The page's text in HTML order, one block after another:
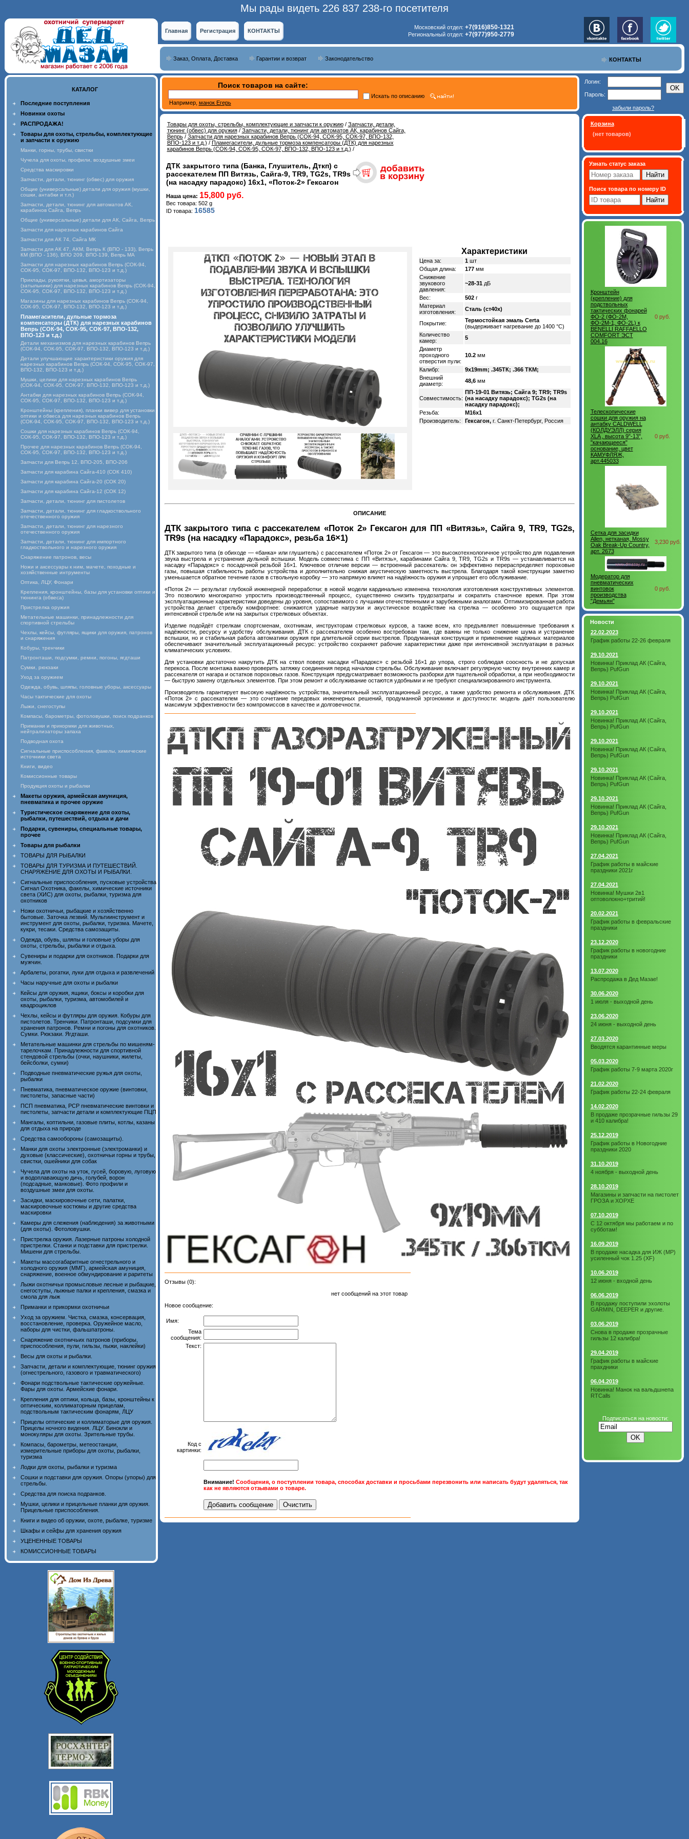
Мы рады видеть 226 837 238-го посетителя
Главная Регистрация КОНТАКТЫ
Московский отдел: +7(916)850-1321
Региональный отдел: +7(977)950-2779
КОНТАКТЫ
Заказ, Оплата, Доставка Гарантии и возврат Законодательство
КАТАЛОГ
Последние поступления
Новинки охоты
РАСПРОДАЖА!
Товары для охоты, стрельбы, комплектующие
и запчасти к оружию
Манки, горны, трубы, свистки
Чучела для охоты, профили, воздушные змеи
Средства маскировки
Запчасти, детали, тюнинг (обвес) для оружия
Общие (универсальные) детали для оружия (мушки,
сошки, антабки и т.п.)
Запчасти, детали, тюнинг для автоматов АК,
карабинов Сайга, Вепрь
Общие (универсальные) детали для АК, Сайга, Вепрь
Запчасти для нарезных карабинов Сайга
Запчасти для АК 74, Сайга МК
Запчасти для АК 47, АКМ, Вепрь К (ВПО - 133), Вепрь
КМ (ВПО - 136), ВПО 209, ВПО-139, Вепрь МА
Запчасти для нарезных карабинов Вепрь (СОК-94,
СОК-95, СОК-97, ВПО-132, ВПО-123 и т.д.)
Приклады, рукоятки, цевья, амортизаторы
(затыльники) для нарезных карабинов Вепрь (СОК-94,
СОК-95, СОК-97, ВПО-132, ВПО-123 и т.д.)
Магазины для нарезных карабинов Вепрь (СОК-94,
СОК-95, СОК-97, ВПО-132, ВПО-123 и т.д.)
Пламегасители, дульные тормоза
компенсаторы (ДТК) для нарезных карабинов
Вепрь (СОК-94, СОК-95, СОК-97, ВПО-132,
ВПО-123 и т.д.)
Детали механизмов для нарезных карабинов Вепрь
(СОК-94, СОК-95, СОК-97, ВПО-132, ВПО-123 и т.д.)
Детали улучшающие характеристики оружия для
нарезных карабинов Вепрь (СОК-94, СОК-95, СОК-97,
ВПО-132, ВПО-123 и т.д.)
Мушки, целики для нарезных карабинов Вепрь
(СОК-94, СОК-95, СОК-97, ВПО-132, ВПО-123 и т.д.)
Антабки для нарезных карабинов Вепрь (СОК-94,
СОК-95, СОК-97, ВПО-132, ВПО-123 и т.д.)
Кронштейны (крепления), планки вивер для установки
оптики и обвеса для нарезных карабинов Вепрь
(СОК-94, СОК-95, СОК-97, ВПО-132, ВПО-123 и т.д.)
Сошки для нарезных карабинов Вепрь (СОК-94,
СОК-95, СОК-97, ВПО-132, ВПО-123 и т.д.)
Прочее для нарезных карабинов Вепрь (СОК-94,
СОК-95, СОК-97, ВПО-132, ВПО-123 и т.д.)
Запчасти для Вепрь 12, ВПО-205, ВПО-206
Запчасти для карабина Сайга-410 (СОК 410)
Запчасти для карабина Сайга-20 (СОК 20)
Запчасти для карабина Сайга-12 (СОК 12)
Запчасти, детали, тюнинг для пистолетов
Запчасти, детали, тюнинг для гладкоствольного
отечественного оружия
Запчасти, детали, тюнинг для нарезного
отечественного оружия
Запчасти, детали, тюнинг для импортного
гладкоствольного и нарезного оружия
Снаряжение патронов, весы
Ножи и аксессуары к ним, мачете, походные и
хозяйственные интрументы
Оптика, ЛЦУ, Фонари
Крепления, кронштейны, базы для установки оптики и
тюнинга (обвеса)
Пристрелка оружия
Метательные машинки, принадлежности для
спортивной стрельбы
Чехлы, кейсы, футляры, ящики для оружия, патронов
и снаряжения
Кобуры, тренчики
Патронташи, подсумки, ремни, погоны, ягдташи
Сумки, рюкзаки
Уход за оружием
Одежда, обувь, шляпы, головные уборы, аксессуары
Часы тактические для охоты
Лыжи, снегоступы
Компасы, барометры, фотоловушки, поиск подранков
Приманки и прикормки для животных,
нейтрализаторы запаха
Подводная охота
Сигнальные приспособления, факелы, химические
источники света
Книги, видео
Комиссионные товары
Продукция охоты и рыбалки
Макеты оружия, армейская амуниция,
пневматика и прочее оружие
Туристическое снаряжение для охоты,
рыбалки, путешествий, отдыха и дачи
Подарки, сувениры, специальные товары,
прочее
Товары для рыбалки
ТОВАРЫ ДЛЯ РЫБАЛКИ
ТОВАРЫ ДЛЯ ТУРИЗМА И ПУТЕШЕСТВИЙ.
СНАРЯЖЕНИЕ ДЛЯ ОХОТЫ И РЫБАЛКИ.
Сигнальные приспособления, пусковые устройства
Сигнал Охотника, факелы, химические источники
света (ХИС) для охоты, рыбалки, туризма для
охотников
Ножи охотничьи, рыбацкие и хозяйственно
бытовые. Заточка лезвий. Мультиинструмент и
инструмент для охоты, рыбалки, туризма. Мачете,
кукри, тесаки. Средства самозащиты.
Одежда, обувь, шляпы и головные уборы для
охоты, стрельбы, рыбалки и отдыха.
Сувениры и подарки для охотников. Подарки для
мужчин.
Арбалеты, рогатки, луки для отдыха и развлечений
Часы наручные для охоты и рыбалки
Кейсы для оружия, ящики, боксы и коробки для
охоты, рыбалки, туризма, автомобилей и
квадроциклов
Чехлы, кейсы и футляры для оружия. Кобуры для
пистолетов. Тренчики. Патронташи, подсумки для
хранения патронов. Ремни и погоны для охотников.
Сумки. Рюкзаки. Ягдташи.
Метательные машинки для стрельбы по мишеням-
тарелочкам. Принадлежности для спортивной
стендовой стрельбы (очки, наушники, жилеты,
бейсболки, сумки)
Подводные пневматические ружья для охоты,
рыбалки
Пневматика, пневматическое оружие (винтовки,
пистолеты, запасные части)
ПСП пневматика, PCP пневматические винтовки и
пистолеты, запчасти детали и комплектующие ПЦП
Мангалы, коптильни, газовые плиты, котлы, казаны
для отдыха на природе
Средства самообороны (самозащиты).
Манки для охоты электронные (электроманки) и
духовые (классические), охотничьи горны и трубы,
свистки, ошейники для собак
Чучела для охоты на уток, гусей, боровую, луговую
и водоплавающую дичь, голубей, ворон
(подсадные, манковые). Фото профили и
воздушные змеи для охоты.
Засидки, маскировочные сети, палатки,
маскировочные костюмы и другие средства
маскировки
Камеры для слежения (наблюдения) за животными
(для охоты). Фотоловушки.
Пристрелка оружия. Лазерные патроны холодной
пристрелки. Станки и подставки для пристрелки.
Мишени для стрельбы.
Макеты массогабаритные огнестрельного и
холодного оружия (ММГ), армейская амуниция,
снаряжение, военное обмундирование и раритеты
Лыжи охотничьи промысловые лесные и рыбацкие,
снегоступы, лыжные палки и крепления, смазка и
смола для лыж
Приманки и прикормки охотничьи
Уход за оружием. Чистка, смазка, консервация,
восстановление, проверка. Оружейное масло,
наборы для чистки, фальшпатроны.
Снаряжение охотничьих патронов (приборы,
приспособления, пули, гильзы, пыжи, наклейки)
Весы для охоты и рыбалки.
Запчасти, детали и комплектующие, тюнинг оружия
(огнестрельного, газового и травматического)
Фонари подствольные тактические оружейные.
Фары для охоты. Армейские фонари.
Крепления для оптики, кольца, базы, кронштейны к
оптическим, коллиматорным прицелам,
подствольным тактическим фонарям, ЛЦУ
Прицелы оптические и коллиматорые для оружия.
Прицелы ночного видения. ЛЦУ. Бинокли и
монокуляры для охоты. Зрительные трубы.
Компасы, барометры, метеостанции,
измерительные приборы для охоты, рыбалки,
туризма
Лодки для охоты, рыбалки и туризма
Сошки и подставки для оружия. Опоры (упоры) для
стрельбы.
Средства для поиска подранков.
Мушки, целики и прицельные планки для оружия.
Прицельные приспособления.
Книги и видео об оружии, охоте, рыбалке, туризме
Шкафы и сейфы для хранения оружия
УЦЕНЕННЫЕ ТОВАРЫ
КОМИССИОННЫЕ ТОВАРЫ
Поиск товаров на сайте:
Например, манок Егерь
Искать по описанию
Товары для охоты, стрельбы, комплектующие и запчасти к оружию/ Запчасти, детали,
тюнинг (обвес) для оружия/ Запчасти, детали, тюнинг для автоматов АК, карабинов Сайга,
Вепрь/ Запчасти для нарезных карабинов Вепрь (СОК-94, СОК-95, СОК-97, ВПО-132,
ВПО-123 и т.д.) / Пламегасители, дульные тормоза компенсаторы (ДТК) для нарезных
карабинов Вепрь (СОК-94, СОК-95, СОК-97, ВПО-132, ВПО-123 и т.д.) /
ДТК закрытого типа (Банка, Глушитель, Дткп) с
рассекателем ПП Витязь, Сайга-9, TR9, TG2s, TR9s
(на насадку парадокс) 16x1, «Поток-2» Гексагон
Наша цена: 15,800 руб.
Вес товара: 502 g
ID товара: 16585
Характеристики
Цена за: 1 шт
Общая длина:
177мм
Снижение
звукового
давления:
~28-31 дБ
Вес: 502 г
Материал
изготовления:
Сталь (ст40х)
Покрытие:
Термостойкая эмаль Certa
(выдерживает нагревание до 1400 °C)
Количество
камер:
5
Диаметр
проходного
отверстия пули:
10.2 мм
Калибр:
9x19mm; .345ТК; .366 ТКМ;
Внешний
диаметр:
48,6мм
Совместимость:
ПП-19-01 Витязь; Сайга 9; TR9; TR9s
(на насадку парадокс); TG2s (на
насадку парадокс);
Резьба:
M16x1
Производитель:
Гексагон,г. Санкт-Петербург, Россия
ОПИСАНИЕ
ДТК закрытого типа с рассекателем «Поток 2» Гексагон для ПП «Витязь», Сайга 9, TR9, TG2s,
TR9s (на насадку «Парадокс», резьба 16×1)
ДТК закрытого типа (в обиходе — «банка» или глушитель) с рассекателем «Поток 2» от Гексагон — это высокотехнологичное устройство для подавления
звука выстрела и устранения дульной вспышки. Модель совместима с ПП «Витязь», карабинами Сайга 9, TR9, TG2s и TR9s — устанавливается на
насадку «Парадокс» с посадочной резьбой 16×1. Ключевое отличие версии — встроенный рассекатель: он эффективно перераспределяет пороховые
газы, повышая стабильность работы устройства и дополнительно снижая акустическую заметность выстрела. Благодаря такой конструкции заметно
уменьшается обратное течение газов в ствольную коробку — это напрямую влияет на надёжность оружия и упрощает его обслуживание.
«Поток 2» — результат глубокой инженерной переработки: в новой модели кардинально изменена технология изготовления конструктивных элементов.
Это позволило многократно упростить производственный процесс, существенно снизить трудозатраты и сократить станочное время. При этом
эксплуатационные характеристики доведены до уровня, сопоставимого с лучшими отечественными и зарубежными аналогами. Оптимизированная работа
устройства делает стрельбу комфортнее: снижаются ударные нагрузки и акустическое воздействие на стрелка — особенно это ощущается при
интенсивной стрельбе или на закрытых стрелковых объектах.
Изделие подойдёт стрелкам спортсменам, охотникам, инструкторам стрелковых курсов, а также всем, кто предъявляет повышенные требования к
надёжности, ресурсу и удобству обслуживания. ДТК с рассекателем особенно востребован там, где важны не только снижение шума и устранение
вспышки, но и стабильная работа автоматики оружия при длительной серии выстрелов. Продуманная конструкция и применение надёжных материалов
обеспечивают значительный эксплуатационный ресурс: устройство сохраняет рабочие характеристики даже при интенсивной эксплуатации в разных
климатических условиях.
Для установки достаточно накрутить ДТК на ствол поверх насадки «Парадокс» с резьбой 16×1 до упора, строго соблюдая соосность и не допуская
перекоса. После монтажа важно проверить затяжку соединения перед началом стрельбы. Обслуживание включает регулярную чистку внутренних камер и
рассекателя от нагара и остатков пороховых газов. Конструкция предусматривает возможность разборки для тщательной обработки, а при необходимости
— быструю замену отдельных элементов. При этом ремонт и обслуживание остаются удобными и не требуют специализированного инструмента.
Производитель гарантирует высокую надёжность устройства, значительный эксплуатационный ресурс, а также удобство ремонта и обслуживания. ДТК
«Поток 2» с рассекателем — это сочетание передовых инженерных решений, продуманной эргономики и доступности: модель даёт пользователю
максимум эффективности без компромиссов в качестве и долговечности.
Отзывы (0):
нет сообщений на этот товар
Новое сообщение:
Имя:
Тема
сообщения:
Текст:
Код с
картинки:
Внимание! Сообщения, о поступлении товара, способах доставки и просьбами перезвонить или написать будут удаляться, так
как не являются отзывами о товаре.
Логин:
Пароль:
забыли пароль?
Корзина
(нет товаров)
Узнать статус заказа
Поиск товара по номеру ID
Кронштейн
(крепление) для
подствольных
тактических фонарей
ФО-2 (ФО-2М,
ФО-2М-1, ФО-2L) к
BENELLI RAFFAELLO
COMFORT ЭСТ
004.16
0 руб.
Телескопические
сошки для оружия на
антабку CALDWELL
(КОЛДУЭЛЛ) серия
XLA , высота 9"-13",
"качающееся"
основание, цвет
КАМУФЛЯЖ,
арт.445033
0 руб.
Сетка для засидки
Allen, нетканая, Mossy
Oak Break-Up Country,
арт. 2673
3,230 руб.
Модератор для
пневматических
винтовок
производства
"Демьян"
0 руб.
Новости
22.02.2023
График работы 22-26 февраля
29.10.2021
Новинка! Приклад АК (Сайга,
Вепрь) PufGun
29.10.2021
Новинка! Приклад АК (Сайга,
Вепрь) PufGun
29.10.2021
Новинка! Приклад АК (Сайга,
Вепрь) PufGun
29.10.2021
Новинка! Приклад АК (Сайга,
Вепрь) PufGun
29.10.2021
Новинка! Приклад АК (Сайга,
Вепрь) PufGun
29.10.2021
Новинка! Приклад АК (Сайга,
Вепрь) PufGun
29.10.2021
Новинка! Приклад АК (Сайга,
Вепрь) PufGun
27.04.2021
График работы в майские
праздники 2021г
27.04.2021
Новинка! Мушки 2в1
оптоволокно+тритий!
20.02.2021
График работы в февральские
праздники
23.12.2020
График работы в новогодние
праздники
13.07.2020
Распродажа в Дед Мазае!
30.06.2020
1 июля - выходной день
23.06.2020
24 июня - выходной день
27.03.2020
Вводятся карантинные меры
05.03.2020
График работы 7-9 марта 2020г
21.02.2020
График работы 22-24 февраля
14.02.2020
В продаже прозрачные гильзы 29
и 410 калибра!
25.12.2019
График работы в Новогодние
праздники 2020
31.10.2019
4 ноября - выходной день
28.10.2019
Магазины и запчасти на пистолет
ГРОЗА и ХОРХЕ
07.10.2019
С 12 октября мы работаем и по
субботам!
16.09.2019
В продаже насадка для ИЖ (МР)
усиленный чок 1.25 (XF)
10.06.2019
12 июня - входной день
06.06.2019
В продажу поступили эхолоты
GARMIN, DEEPER и другие.
03.06.2019
Снова в продаже прозрачные
гильзы 12 калибра!
29.04.2019
График работы в майские
прахдники
06.04.2019
Новинка! Манок на вальдшнепа
RTCalls
Подписаться на новости: